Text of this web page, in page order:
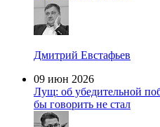
Дмитрий Евстафьев
09 июн 2026
Лущ: об убедительной
бы говорить не стал